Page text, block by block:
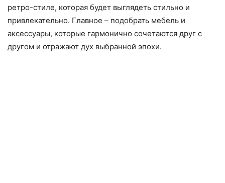
ретро-стиле, которая будет выглядеть стильно и
привлекательно. Главное – подобрать мебель и
аксессуары, которые гармонично сочетаются друг с
другом и отражают дух выбранной эпохи.